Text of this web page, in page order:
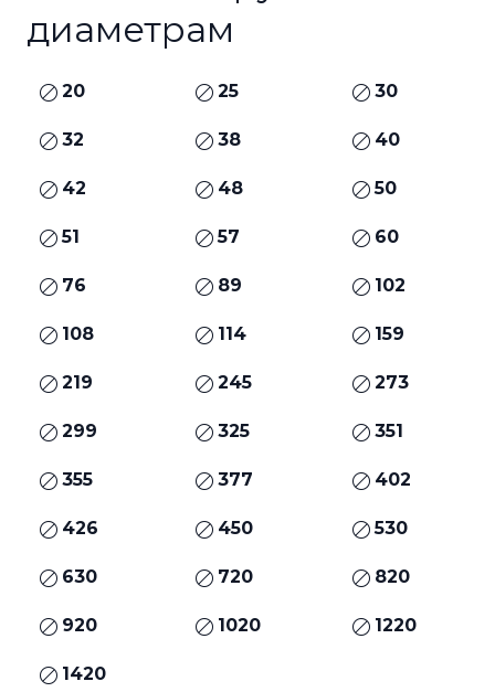
диаметрам
20 25 30
32 38 40
42 48 50
51 57 60
76 89 102
108 114 159
219 245 273
299 325 351
355 377 402
426 450 530
630 720 820
920 1020 1220
1420